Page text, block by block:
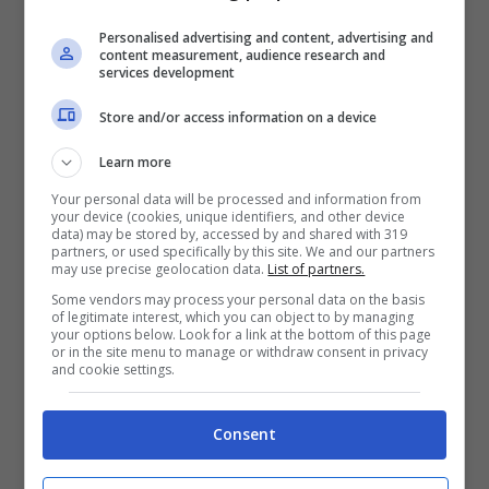
MotoGP, Quartararo rovina
i sogni di Bastianini alla
partenza
Il debutto della MotoGP a Balaton regala
subito colpi di scena.Marc Marquez
come una furia e prende subito il
comando,mentre Fabio Quartararo
carambola su Enea Bastianini
sbagliato la staccata, un grave errore
dell’alfiere di casa
Personalised advertising and content, advertising and
content measurement, audience research and
services development
Store and/or access information on a device
Learn more
Your personal data will be processed and information from
your device (cookies, unique identifiers, and other device
data) may be stored by, accessed by and shared with 319
partners, or used specifically by this site. We and our partners
may use precise geolocation data. List of partners.
Some vendors may process your personal data on the basis
of legitimate interest, which you can object to by managing
your options below. Look for a link at the bottom of this page
or in the site menu to manage or withdraw consent in privacy
and cookie settings.
Consent